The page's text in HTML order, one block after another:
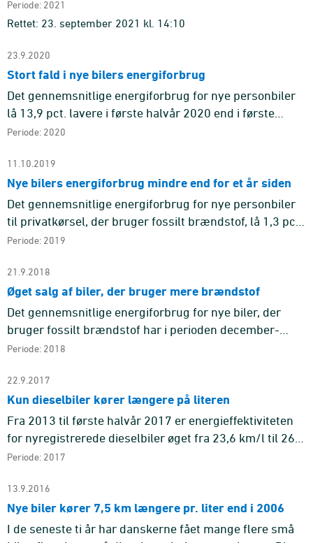
halvår 2021 end i første halvår 2020.
Periode: 2021
Rettet: 23. september 2021 kl. 14:10
23.9.2020
Stort fald i nye bilers energiforbrug
Det gennemsnitlige energiforbrug for nye personbiler
lå 13,9 pct. lavere i første halvår 2020 end i første
halvår 2019. Forbruget på 3,5 liter/100 km svarer til en
Periode: 2020
11.10.2019
Nye bilers energiforbrug mindre end for et år siden
Det gennemsnitlige energiforbrug for nye personbiler
til privatkørsel, der bruger fossilt brændstof, lå 1,3 pct.
lavere i første halvår 2019 end i første halvår 2018.
Periode: 2019
21.9.2018
Øget salg af biler, der bruger mere brændstof
Det gennemsnitlige energiforbrug for nye biler, der
bruger fossilt brændstof har i perioden december-
august, dvs. efter afgiftsændringerne i efteråret 2017,
Periode: 2018
22.9.2017
Kun dieselbiler kører længere på literen
Fra 2013 til første halvår 2017 er energieffektiviteten
for nyregistrerede dieselbiler øget fra 23,6 km/l til 26,1
km/l. Derimod er der stort set ingen ændring for benzin
Periode: 2017
13.9.2016
Nye biler kører 7,5 km længere pr. liter end i 2006
I de seneste ti år har danskerne fået mange flere små